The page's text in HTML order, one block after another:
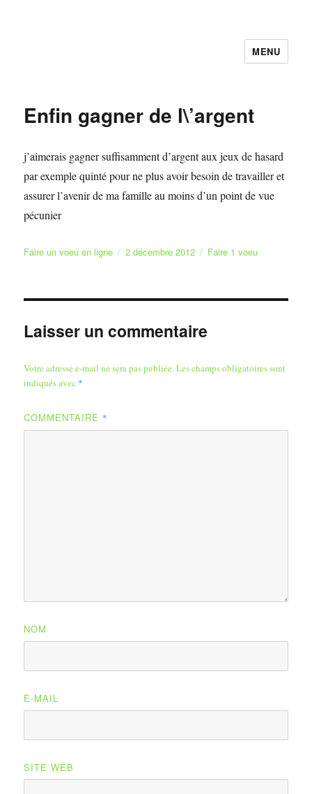
Faire et Ecrire un voeu gratuitement
MENU
Enfin gagner de l\’argent
j’aimerais gagner suffisamment d’argent aux jeux de hasard
par exemple quinté pour ne plus avoir besoin de travailler et
assurer l’avenir de ma famille au moins d’un point de vue
pécunier
Auteur
Faire un voeu en ligne
Publié
2 décembre 2012 Catégories
Faire 1 voeu
Laisser un commentaire
Votre adresse e-mail ne sera pas publiée.Les champs obligatoires sont
indiqués avec *
COMMENTAIRE *
NOM
E-MAIL
SITE WEB